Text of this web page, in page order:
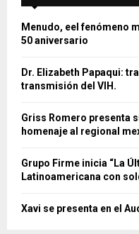
Menudo, eel fenómeno
50 aniversario
Dr. Elizabeth Papaqui:
transmisión del VIH.
Griss Romero presenta
homenaje al regional
Grupo Firme inicia “La
Latinoamericana con
Xavi se presenta en el